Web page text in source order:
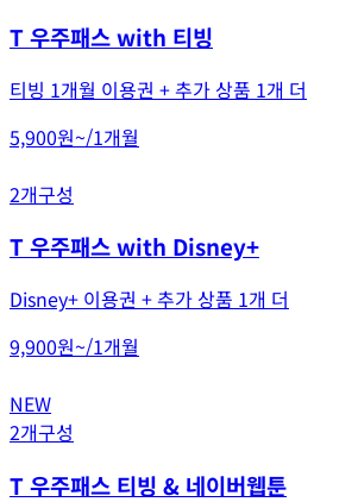
T 우주패스 with 티빙
티빙 1개월 이용권 + 추가 상품 1개 더
5,900원~/1개월
2개구성
T 우주패스 with Disney+
Disney+ 이용권 + 추가 상품 1개 더
9,900원~/1개월
NEW
2개구성
T 우주패스 티빙 & 네이버웹툰